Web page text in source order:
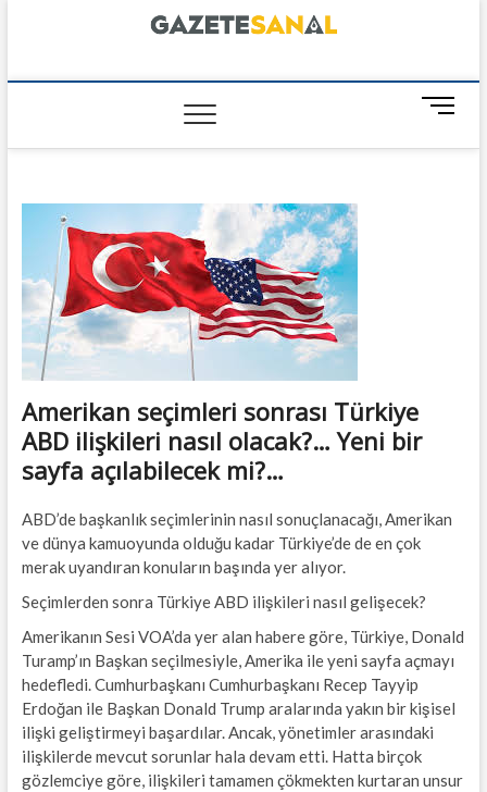
GazeteSanal
M
n
Amerikan seçimleri sonrası Türkiye
ABD ilişkileri nasıl olacak?… Yeni bir
sayfa açılabilecek mi?…
ABD’de başkanlık seçimlerinin nasıl sonuçlanacağı, Amerikan
ve dünya kamuoyunda olduğu kadar Türkiye’de de en çok
merak uyandıran konuların başında yer alıyor.
Seçimlerden sonra Türkiye ABD ilişkileri nasıl gelişecek?
Amerikanın Sesi VOA’da yer alan habere göre, Türkiye, Donald
Turamp’ın Başkan seçilmesiyle, Amerika ile yeni sayfa açmayı
hedefledi. Cumhurbaşkanı Cumhurbaşkanı Recep Tayyip
Erdoğan ile Başkan Donald Trump aralarında yakın bir kişisel
ilişki geliştirmeyi başardılar. Ancak, yönetimler arasındaki
ilişkilerde mevcut sorunlar hala devam etti. Hatta birçok
gözlemciye göre, ilişkileri tamamen çökmekten kurtaran unsur